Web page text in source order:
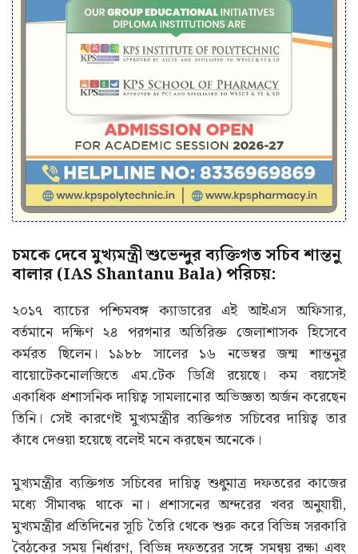
চমকে দেবে মুখ্যমন্ত্রী শুভেন্দুর ব্যক্তিগত সচিব শান্তনু
বালার (IAS Shantanu Bala) পরিচয়:
২০১৭ ব্যাচের পশ্চিমবঙ্গ ক্যাডারের এই আইএস অফিসার,
বর্তমানে দক্ষিণ ২৪ পরগনার অতিরিক্ত জেলাশাসক হিসেবে
কর্মরত ছিলেন। ১৯৮৮ সালের ১৬ নভেম্বর জন্ম শান্তনুর
বায়োটেকনোলজিতে এম.টেক ডিগ্রি রয়েছে। কম বয়সেই
একাধিক প্রশাসনিক দায়িত্ব সামলানোর অভিজ্ঞতা অর্জন করেছেন
তিনি। সেই কারণেই মুখ্যমন্ত্রীর ব্যক্তিগত সচিবের দায়িত্ব তার
কাঁধে দেওয়া হয়েছে বলেই মনে করছেন অনেকে।
মুখ্যমন্ত্রীর ব্যক্তিগত সচিবের দায়িত্ব শুধুমাত্র দফতরের কাজের
মধ্যে সীমাবদ্ধ থাকে না। প্রশাসনের অন্দরের খবর অনুযায়ী,
মুখ্যমন্ত্রীর প্রতিদিনের সূচি তৈরি থেকে শুরু করে বিভিন্ন সরকারি
বৈঠকের সময় নির্ধারণ, বিভিন্ন দফতরের সঙ্গে সমন্বয় রক্ষা এবং